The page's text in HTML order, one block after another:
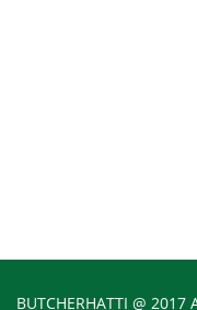
BUTCHERHATTI @ 2017